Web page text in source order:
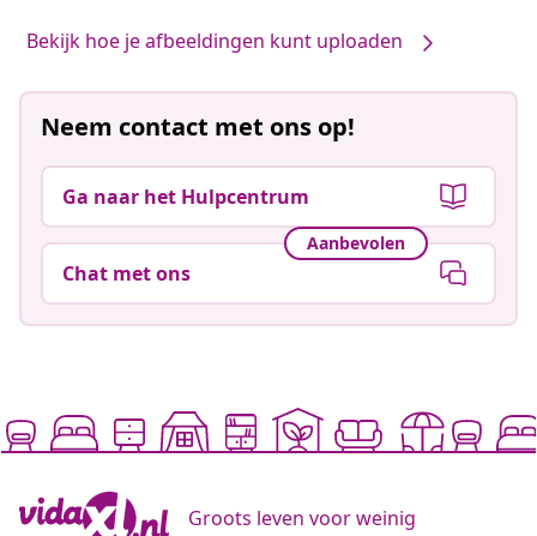
Bekijk hoe je afbeeldingen kunt uploaden
Neem contact met ons op!
Ga naar het Hulpcentrum
Aanbevolen
Chat met ons
Groots leven voor weinig